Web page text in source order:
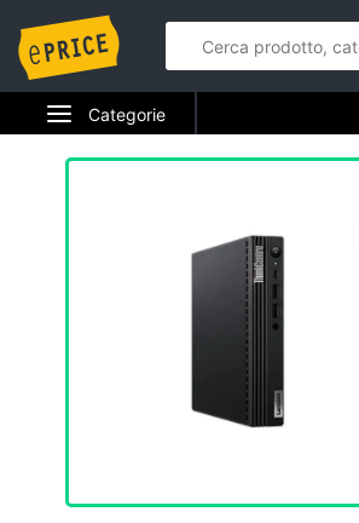
Categorie
Elettrodomestici
Tv e Home Cinema